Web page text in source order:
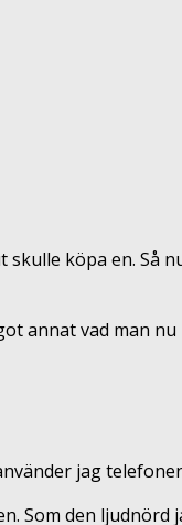
köpa en. Så
annat vad man
jag
Som den ljudnörd